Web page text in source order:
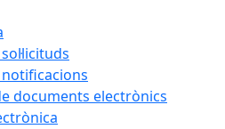
notificacions
documents electrònics